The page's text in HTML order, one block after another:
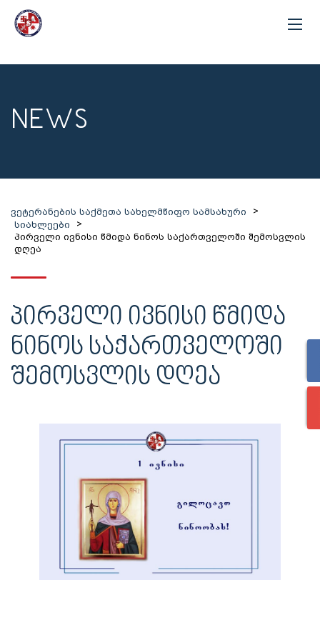
NEWS
ვეტერანების საქმეთა სახელმწიფო სამსახური
>
სიახლეები
>
პირველი ივნისი წმიდა ნინოს საქართველოში შემოსვლის
დღეა
ᲞᲘᲠᲕᲔᲚᲘ ᲘᲕᲜᲘᲡᲘ ᲬᲛᲘᲓᲐ
ᲜᲘᲜᲝᲡ ᲡᲐᲥᲐᲠᲗᲕᲔᲚᲝᲨᲘ
ᲨᲔᲛᲝᲡᲕᲚᲘᲡ ᲓᲦᲔᲐ